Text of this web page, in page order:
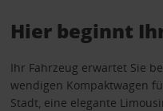
Hier beginnt
Ihr Fahrzeug erwartet Sie
wendigen Kompaktwagen
Stadt, eine elegante